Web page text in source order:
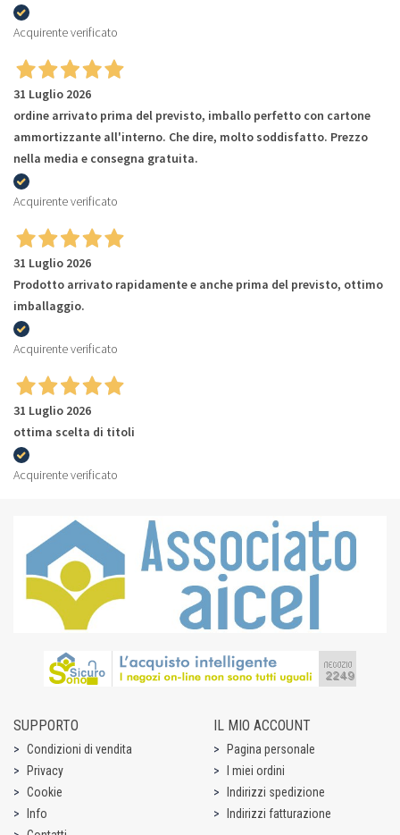
Acquirente verificato
31 Luglio 2026
ordine arrivato prima del previsto, imballo perfetto con cartone
ammortizzante all'interno. Che dire, molto soddisfatto. Prezzo
nella media e consegna gratuita.
Acquirente verificato
31 Luglio 2026
Prodotto arrivato rapidamente e anche prima del previsto, ottimo
imballaggio.
Acquirente verificato
31 Luglio 2026
ottima scelta di titoli
Acquirente verificato
SUPPORTO
Condizioni di vendita
Privacy
Cookie
Info
IL MIO ACCOUNT
Pagina personale
I miei ordini
Indirizzi spedizione
Indirizzi fatturazione